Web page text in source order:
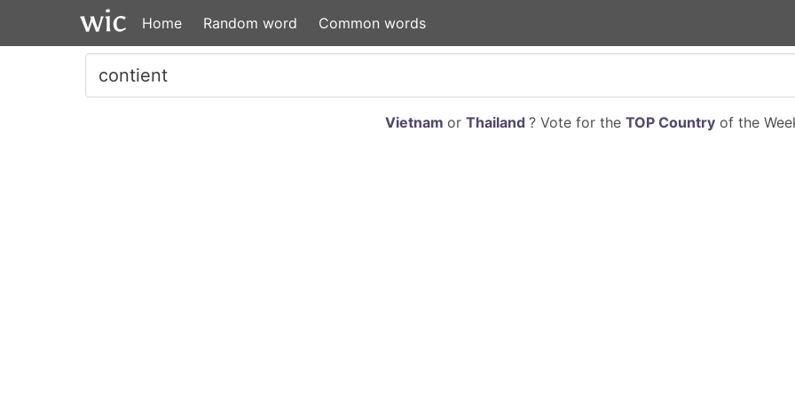
Home Random word Common words
Vietnam or Thailand ? Vote for the TOP Countryof the